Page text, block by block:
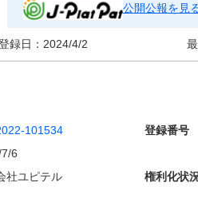
公開公報を見
録日： 2024/4/2
101534 登録番号
6
社ユピテル 権利化状